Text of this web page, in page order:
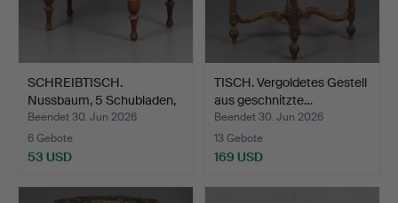
SCHREIBTISCH.
Nussbaum, 5 Schubladen,
Neur…
Beendet 30. Jun 2026
6 Gebote
53 USD
TISCH. Vergoldetes Gestell
aus geschnitzte…
Beendet 30. Jun 2026
13 Gebote
169 USD